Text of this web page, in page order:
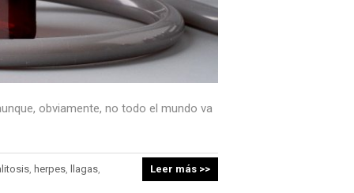
obviamente, no todo el mundo va
, herpes, llagas, Leer más >>